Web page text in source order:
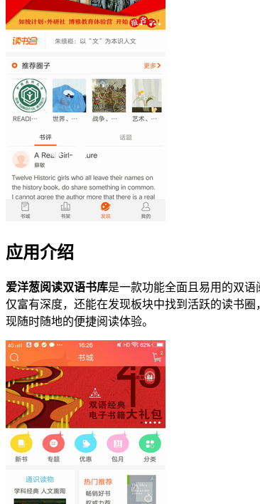
应用介绍
爱洋葱阅读双语书库是一款功能全面且易用的双
仅富有深度，还能在发现板块中找到活跃的读书
现随时随地的便捷阅读体验。